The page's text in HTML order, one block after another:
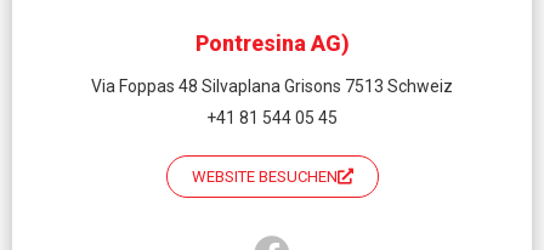
Pontresina AG)
Via Foppas 48 Silvaplana Grisons 7513 Schweiz
+41 81 544 05 45
WEBSITE BESUCHEN